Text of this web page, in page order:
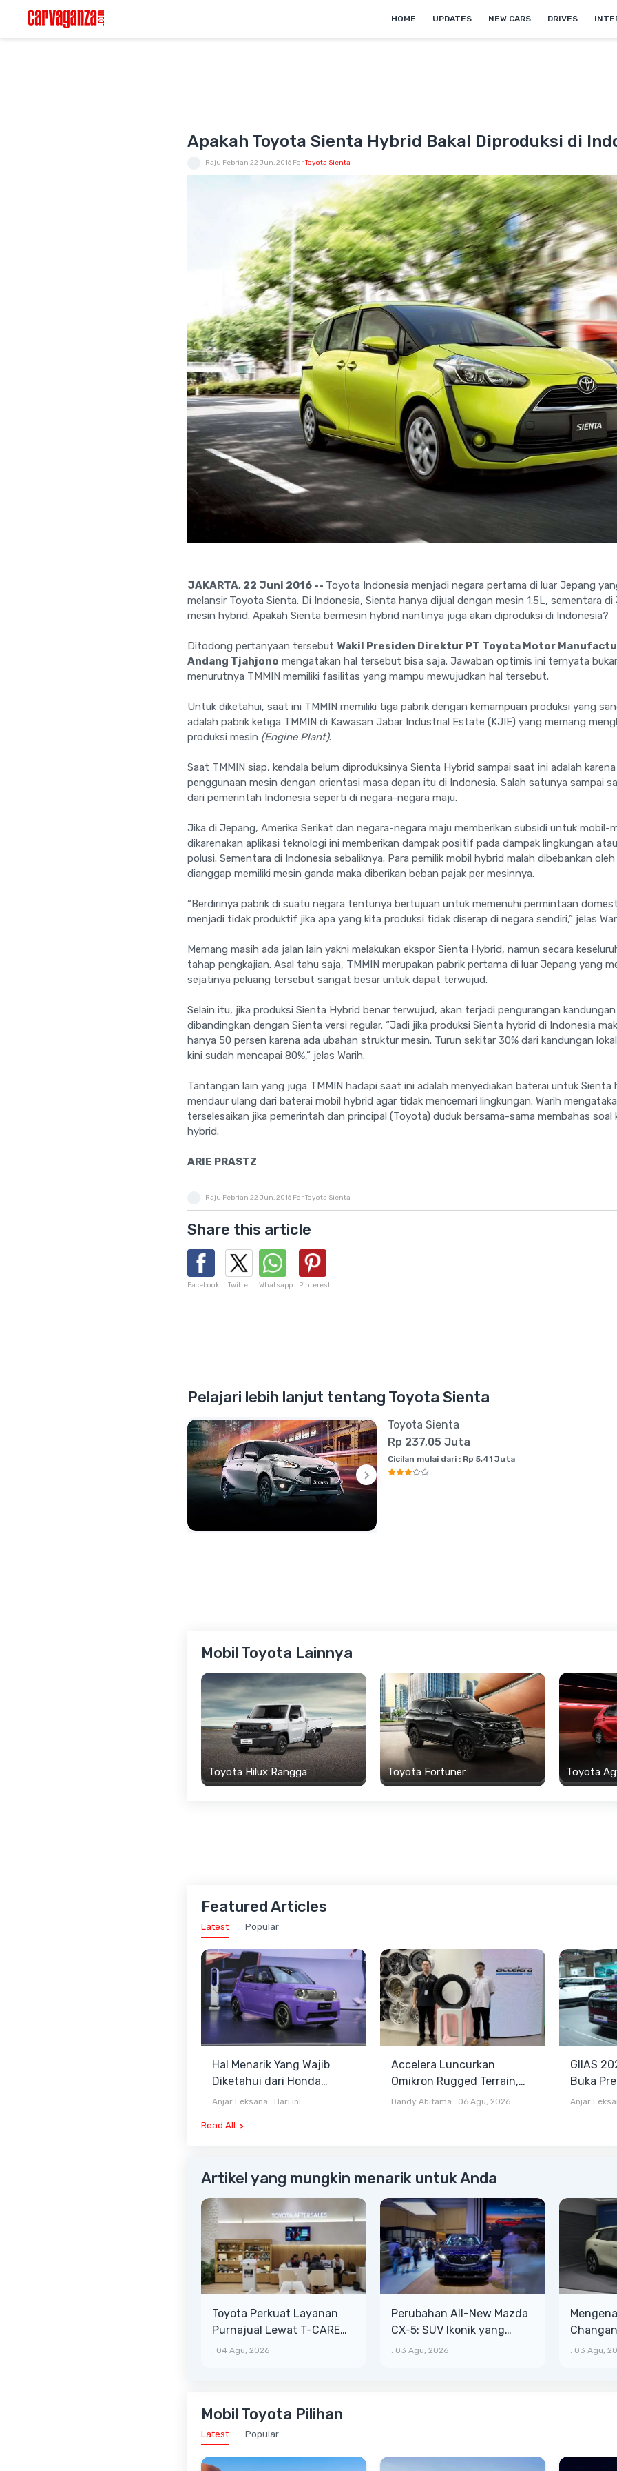
HOME UPDATES NEW CARS DRIVES
Apakah Toyota Sienta Hybrid Bakal Diproduksi di
Raju Febrian 22 Jun, 2016 ForToyota Sienta
JAKARTA, 22 Juni 2016 -- Toyota Indonesia menjadi negara pertama di luar Jepang
melansir Toyota Sienta. Di Indonesia, Sienta hanya dijual dengan mesin 1.5L, sementara di
mesin hybrid. Apakah Sienta bermesin hybrid nantinya juga akan diproduksi di Indonesia?
Ditodong pertanyaan tersebut Wakil Presiden Direktur PT Toyota Motor
Andang Tjahjono mengatakan hal tersebut bisa saja. Jawaban optimis ini ternyata
menurutnya TMMIN memiliki fasilitas yang mampu mewujudkan hal tersebut.
Untuk diketahui, saat ini TMMIN memiliki tiga pabrik dengan kemampuan produksi yang
adalah pabrik ketiga TMMIN di Kawasan Jabar Industrial Estate (KJIE) yang memang
produksi mesin (Engine Plant).
Saat TMMIN siap, kendala belum diproduksinya Sienta Hybrid sampai saat ini adalah
penggunaan mesin dengan orientasi masa depan itu di Indonesia. Salah satunya sampai
dari pemerintah Indonesia seperti di negara-negara maju.
Jika di Jepang, Amerika Serikat dan negara-negara maju memberikan subsidi untuk mobil-
dikarenakan aplikasi teknologi ini memberikan dampak positif pada dampak lingkungan
polusi. Sementara di Indonesia sebaliknya. Para pemilik mobil hybrid malah dibebankan
dianggap memiliki mesin ganda maka diberikan beban pajak per mesinnya.
“Berdirinya pabrik di suatu negara tentunya bertujuan untuk memenuhi permintaan
menjadi tidak produktif jika apa yang kita produksi tidak diserap di negara sendiri,” jelas
Memang masih ada jalan lain yakni melakukan ekspor Sienta Hybrid, namun secara
tahap pengkajian. Asal tahu saja, TMMIN merupakan pabrik pertama di luar Jepang yang
sejatinya peluang tersebut sangat besar untuk dapat terwujud.
Selain itu, jika produksi Sienta Hybrid benar terwujud, akan terjadi pengurangan
dibandingkan dengan Sienta versi regular. “Jadi jika produksi Sienta hybrid di Indonesia
hanya 50 persen karena ada ubahan struktur mesin. Turun sekitar 30% dari kandungan
kini sudah mencapai 80%,” jelas Warih.
Tantangan lain yang juga TMMIN hadapi saat ini adalah menyediakan baterai untuk
mendaur ulang dari baterai mobil hybrid agar tidak mencemari lingkungan. Warih
terselesaikan jika pemerintah dan principal (Toyota) duduk bersama-sama membahas soal
hybrid.
ARIE PRASTZ
Raju Febrian 22 Jun, 2016 For Toyota Sienta
Share this article
Facebook Twitter Whatsapp Pinterest
Pelajari lebih lanjut tentang Toyota Sienta
Toyota Sienta
Rp 237,05 Juta
Cicilan mulai dari : Rp 5,41 Juta
Mobil Toyota Lainnya
Toyota Hilux Rangga Toyota Fortuner Toyota
Featured Articles
Latest Popular
Hal Menarik Yang Wajib
Diketahui dari Honda
Super-ONE Selain Harga
Anjar Leksana Hari ini
Accelera Luncurkan
Omikron Rugged Terrain,
Pilihan Baru Antara All
Dandy Abitama 06 Agu, 2026
GIIAS
Buka
Harga
Anjar
Read All
Artikel yang mungkin menarik untuk Anda
Toyota Perkuat Layanan
Purnajual Lewat T-CARE
XTRA, Manfaat Lebih Besar
04 Agu, 2026
Perubahan All-New Mazda
CX-5: SUV Ikonik yang
Makin Bongsor, Mewah, dan
03 Agu, 2026
Lega,
03 Agu,
Mobil Toyota Pilihan
Latest Popular